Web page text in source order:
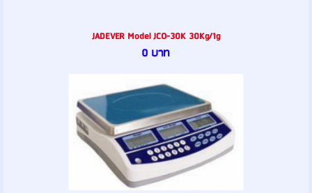
JADEVER Model JCO-30K 30Kg/1g
0 บาท